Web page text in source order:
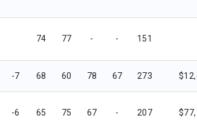
74 77 - - 151
-7 68 60 78 67 273
-6 65 75 67 - 207